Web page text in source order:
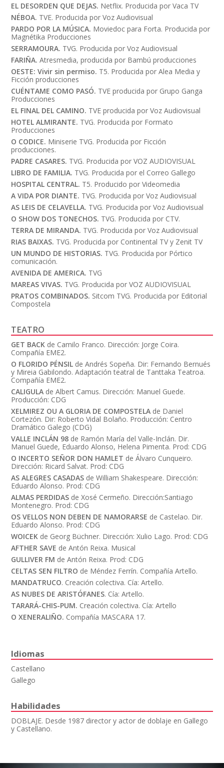
EL DESORDEN QUE DEJAS. Netflix. Producida por Vaca TV
NÉBOA. TVE. Producida por Voz Audiovisual
PARDO POR LA MÚSICA. Moviedoc para Forta. Producida por
Magnétika Producciones
SERRAMOURA. TVG. Producida por Voz Audiovisual
FARIÑA.Atresmedia, producida por Bambú producciones
OESTE: Vivir sin permiso. T5. Producida por Alea Media y
Ficción producciones
CUÉNTAME COMO PASÓ. TVE producida por Grupo Ganga
Producciones
EL FINAL DEL CAMINO. TVE producida por Voz Audiovisual
HOTEL ALMIRANTE. TVG. Producida por Formato
Producciones
O CODICE. Miniserie TVG. Producida por Ficción
producciones.
PADRE CASARES. TVG. Producida por VOZ AUDIOVISUAL
LIBRO DE FAMILIA. TVG. Producida por el Correo Gallego
HOSPITAL CENTRAL. T5. Producido por Videomedia
A VIDA POR DIANTE. TVG. Producida por Voz Audiovisual
AS LEIS DE CELAVELLA. TVG. Producida por Voz Audiovisual
O SHOW DOS TONECHOS. TVG. Producida por CTV.
TERRA DE MIRANDA. TVG. Producida por Voz Audiovisual
RIAS BAIXAS. TVG. Producida por Continental TV y Zenit TV
UN MUNDO DE HISTORIAS. TVG. Producida por Pórtico
comunicación.
AVENIDA DE AMERICA. TVG
MAREAS VIVAS. TVG. Producida por VOZ AUDIOVISUAL
PRATOS COMBINADOS. Sitcom TVG. Producida por Editorial
Compostela
TEATRO
GET BACK de Camilo Franco. Dirección: Jorge Coira.
Compañía EME2.
O FLORIDO PÉNSIL de Andrés Sopeña. Dir: Fernando Bernués
y Mireia Gabilondo. Adaptación teatral de Tanttaka Teatroa.
Compañía EME2.
CALIGULA de Albert Camus. Dirección: Manuel Guede.
Producción: CDG
XELMIREZ OU A GLORIA DE COMPOSTELA de Daniel
Cortezón. Dir: Roberto Vidal Bolaño. Producción: Centro
Dramático Galego (CDG)
VALLE INCLÁN 98 de Ramón María del Valle-Inclán. Dir.
Manuel Guede, Eduardo Alonso, Helena Pimenta. Prod: CDG
O INCERTO SEÑOR DON HAMLET de Álvaro Cunqueiro.
Dirección: Ricard Salvat. Prod: CDG
AS ALEGRES CASADAS de William Shakespeare. Dirección:
Eduardo Alonso. Prod: CDG
ALMAS PERDIDAS de Xosé Cermeño. Dirección:Santiago
Montenegro. Prod: CDG
OS VELLOS NON DEBEN DE NAMORARSE de Castelao. Dir.
Eduardo Alonso. Prod: CDG
WOICEK de Georg Büchner. Dirección: Xulio Lago. Prod: CDG
AFTHER SAVE de Antón Reixa. Musical
GULLIVER FM de Antón Reixa. Prod: CDG
CELTAS SEN FILTRO de Méndez Ferrín. Compañía Artello.
MANDATRUCO. Creación colectiva. Cía: Artello.
AS NUBES DE ARISTÓFANES. Cía: Artello.
TARARÁ-CHIS-PUM. Creación colectiva. Cía: Artello
O XENERALIÑO. Compañía MASCARA 17.
Idiomas
Castellano
Gallego
Habilidades
DOBLAJE. Desde 1987 director y actor de doblaje en Gallego
y Castellano.